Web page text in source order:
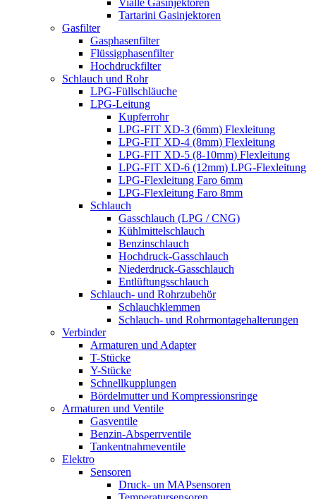
Vialle Gasinjektoren
Tartarini Gasinjektoren
Gasfilter
Gasphasenfilter
Flüssigphasenfilter
Hochdruckfilter
Schlauch und Rohr
LPG-Füllschläuche
LPG-Leitung
Kupferrohr
LPG-FIT XD-3 (6mm) Flexleitung
LPG-FIT XD-4 (8mm) Flexleitung
LPG-FIT XD-5 (8-10mm) Flexleitung
LPG-FIT XD-6 (12mm) LPG-Flexleitung
LPG-Flexleitung Faro 6mm
LPG-Flexleitung Faro 8mm
Schlauch
Gasschlauch (LPG / CNG)
Kühlmittelschlauch
Benzinschlauch
Hochdruck-Gasschlauch
Niederdruck-Gasschlauch
Entlüftungsschlauch
Schlauch- und Rohrzubehör
Schlauchklemmen
Schlauch- und Rohrmontagehalterungen
Verbinder
Armaturen und Adapter
T-Stücke
Y-Stücke
Schnellkupplungen
Bördelmutter und Kompressionsringe
Armaturen und Ventile
Gasventile
Benzin-Absperrventile
Tankentnahmeventile
Elektro
Sensoren
Druck- un MAPsensoren